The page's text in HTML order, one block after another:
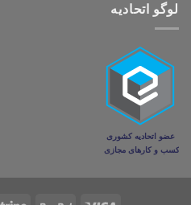
لوگو اتحادیه